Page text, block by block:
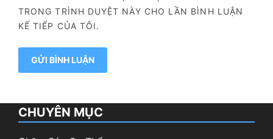
TRONG TRÌNH DUYỆT NÀY CHO LẦN BÌNH LUẬN
KẾ TIẾP CỦA TÔI.
CHUYÊN MỤC